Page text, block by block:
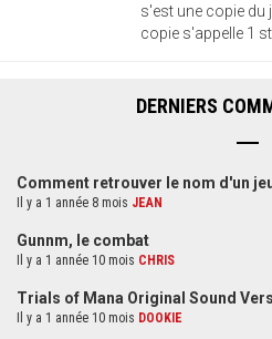
s'est une copie du
copie s'appelle 1
DERNIERS
Comment retrouver le nom d'un
Il y a 1 année 8 mois JEAN
Gunnm, le combat
Il y a 1 année 10 mois CHRIS
Trials of Mana Original Sound
Il y a 1 année 10 mois DOOKIE